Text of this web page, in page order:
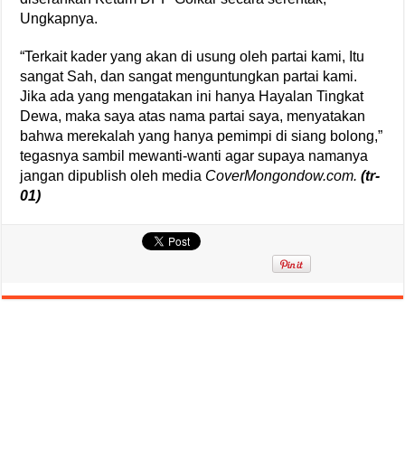
Ungkapnya.
“Terkait kader yang akan di usung oleh partai kami, Itu
sangat Sah, dan sangat menguntungkan partai kami.
Jika ada yang mengatakan ini hanya Hayalan Tingkat
Dewa, maka saya atas nama partai saya, menyatakan
bahwa merekalah yang hanya pemimpi di siang bolong,”
tegasnya sambil mewanti-wanti agar supaya namanya
jangan dipublish oleh media CoverMongondow.com.(tr-
01)